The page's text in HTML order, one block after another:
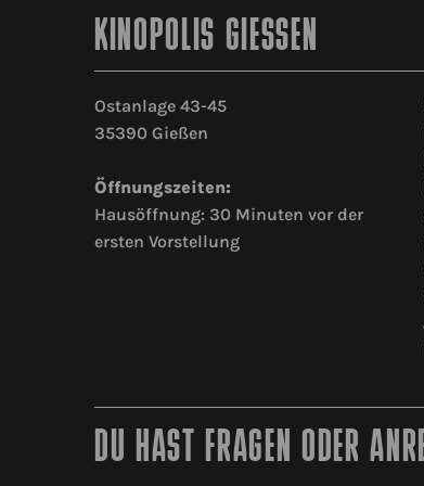
KINOPOLIS GIESSEN
Ostanlage 43-45
35390 Gießen
Öffnungszeiten:
Hausöffnung: 30 Minuten vor der
ersten Vorstellung
DU HAST FRAGEN ODER